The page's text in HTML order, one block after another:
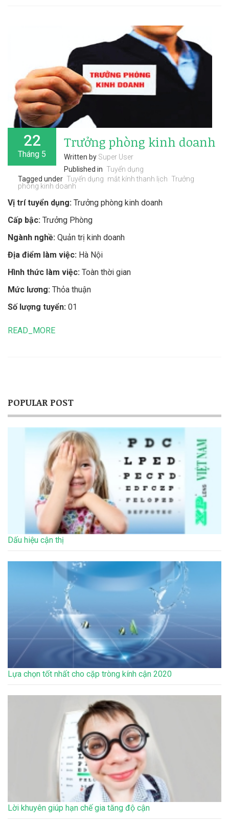
22
Tháng 5
Trưởng phòng kinh doanh
Written by Super User
Published in Tuyển dụng
Tagged under Tuyển dụng mắt kính thanh lịch Trưởng
phòng kinh doanh
Vị trí tuyển dụng: Trưởng phòng kinh doanh
Cấp bậc: Trưởng Phòng
Ngành nghề: Quản trị kinh doanh
Địa điểm làm việc: Hà Nội
Hình thức làm việc: Toàn thời gian
Mức lương: Thỏa thuận
Số lượng tuyển: 01
READ_MORE
POPULAR POST
Dấu hiệu cận thị
Lựa chọn tốt nhất cho cặp tròng kính cận 2020
Lời khuyên giúp hạn chế gia tăng độ cận